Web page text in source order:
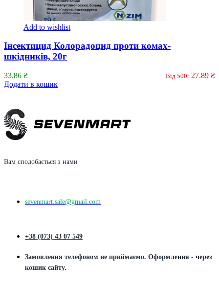
Add to wishlist
Інсектицид Колорадоцид проти комах-
шкідників, 20г
33.86 ₴ Від 500: 27.89 ₴
Додати в кошик
Вам сподобається з нами
sevenmart.sale@gmail.com
+38 (073) 43 07 549
Замовлення телефоном не приймаємо. Оформлення - через
кошик сайту.